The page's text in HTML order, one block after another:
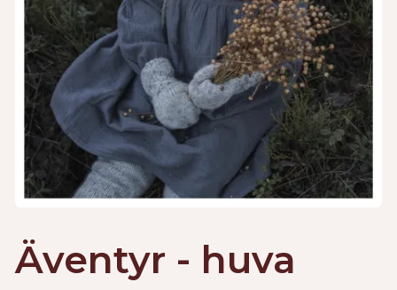
Äventyr - huva